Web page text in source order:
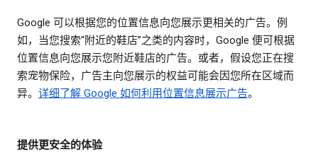
Google 可以根据您的位置信息向您展示更相关的广告。例
如，当您搜索“附近的鞋店”之类的内容时，Google 便可根据
位置信息向您展示您附近鞋店的广告。或者，假设您正在搜
索宠物保险，广告主向您展示的权益可能会因您所在区域而
异。 详细了解 Google 如何利用位置信息展示广告。
提供更安全的体验